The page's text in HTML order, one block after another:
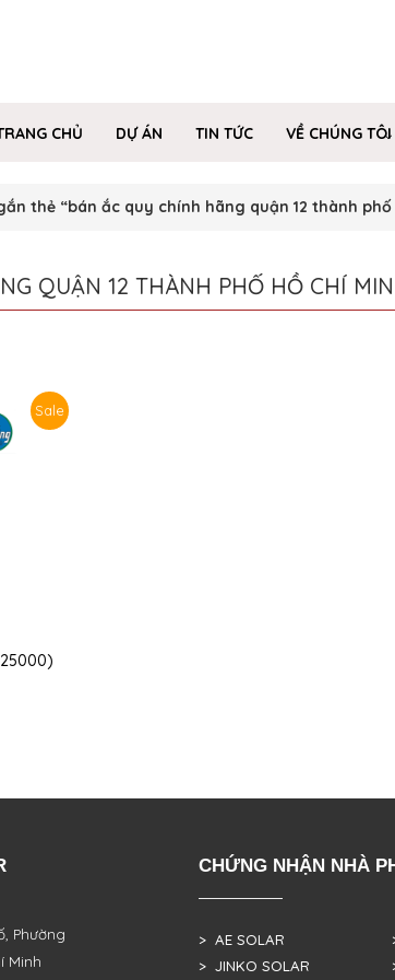
CHỦ DỰ ÁN TIN TỨC VỀ CHÚNG TÔI
thẻ “bán ắc quy chính hãng quận 12 thành
QUẬN 12 THÀNH PHỐ HỒ CHÍ
Sale
Phường
Minh
CHỨNG NHẬN NHÀ
> AE SOLAR
> JINKO SOLAR